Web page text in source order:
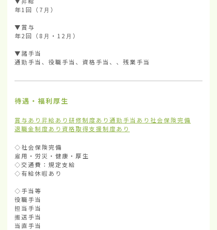
年1回（7月）
▼賞与
年2回（8月・12月）
▼諸手当
通勤手当、役職手当、資格手当、、残業手当
待遇・福利厚生
賞与あり 昇給あり 研修制度あり 通勤手当あり 社会保険完備
退職金制度あり 資格取得支援制度あり
◇社会保険完備
雇用・労災・健康・厚生
◇交通費：規定支給
◇有給休暇あり
◇手当等
役職手当
担当手当
搬送手当
当直手当